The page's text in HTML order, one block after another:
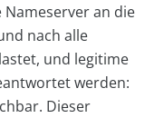
an die
nach alle
und legitime
werden:
Dieser